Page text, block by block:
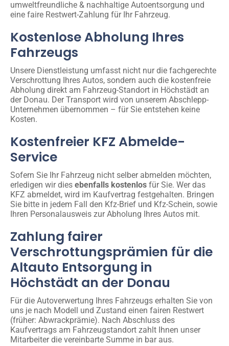
umweltfreundliche & nachhaltige Autoentsorgung und
eine faire Restwert-Zahlung für Ihr Fahrzeug.
Kostenlose Abholung Ihres
Fahrzeugs
Unsere Dienstleistung umfasst nicht nur die fachgerechte
Verschrottung Ihres Autos, sondern auch die kostenfreie
Abholung direkt am Fahrzeug-Standort in Höchstädt an
der Donau. Der Transport wird von unserem Abschlepp-
Unternehmen übernommen – für Sie entstehen keine
Kosten.
Kostenfreier KFZ Abmelde-
Service
Sofern Sie Ihr Fahrzeug nicht selber abmelden möchten,
erledigen wir dies ebenfalls kostenlos für Sie. Wer das
KFZ abmeldet, wird im Kaufvertrag festgehalten. Bringen
Sie bitte in jedem Fall den Kfz-Brief und Kfz-Schein, sowie
Ihren Personalausweis zur Abholung Ihres Autos mit.
Zahlung fairer
Verschrottungsprämien für die
Altauto Entsorgung in
Höchstädt an der Donau
Für die Autoverwertung Ihres Fahrzeugs erhalten Sie von
uns je nach Modell und Zustand einen fairen Restwert
(früher: Abwrackprämie). Nach Abschluss des
Kaufvertrags am Fahrzeugstandort zahlt Ihnen unser
Mitarbeiter die vereinbarte Summe in bar aus.